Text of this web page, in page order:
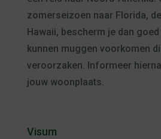
zomerseizoen naar Florida,
Hawaii, bescherm je dan
kunnen muggen voorkomen
veroorzaken. Informeer
jouw woonplaats.
Visum